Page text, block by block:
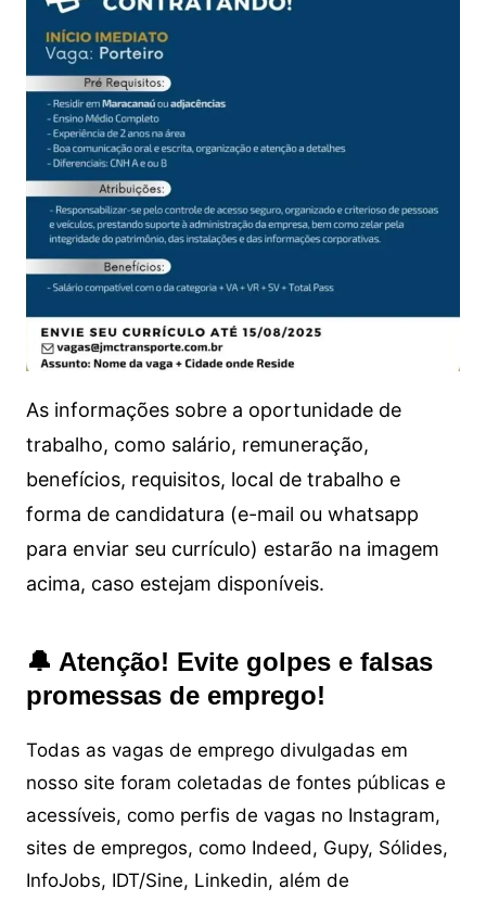
As informações sobre a oportunidade de
trabalho, como salário, remuneração,
benefícios, requisitos, local de trabalho e
forma de candidatura (e-mail ou whatsapp
para enviar seu currículo) estarão na imagem
acima, caso estejam disponíveis.
🔔 Atenção! Evite golpes e falsas
promessas de emprego!
Todas as vagas de emprego divulgadas em
nosso site foram coletadas de fontes públicas e
acessíveis, como perfis de vagas no Instagram,
sites de empregos, como Indeed, Gupy, Sólides,
InfoJobs, IDT/Sine, Linkedin, além de